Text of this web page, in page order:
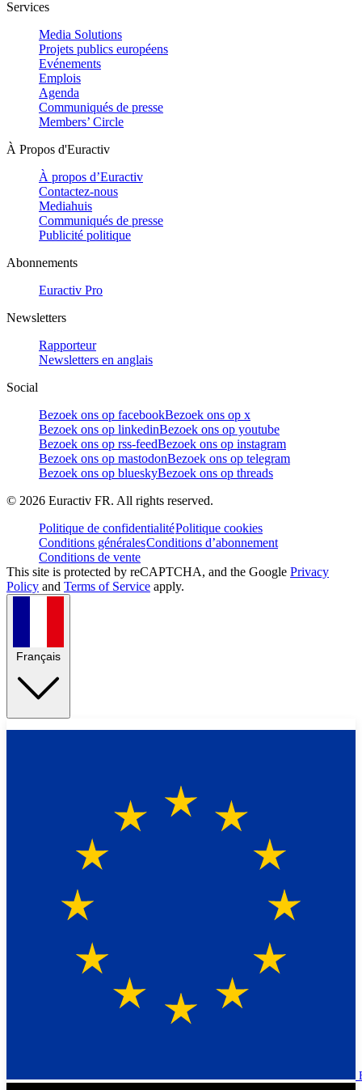
Services
Media Solutions
Projets publics européens
Evénements
Emplois
Agenda
Communiqués de presse
Members’ Circle
À Propos d'Euractiv
À propos d’Euractiv
Contactez-nous
Mediahuis
Communiqués de presse
Publicité politique
Abonnements
Euractiv Pro
Newsletters
Rapporteur
Newsletters en anglais
Social
Bezoek ons op facebookBezoek ons op x
Bezoek ons op linkedinBezoek ons op youtube
Bezoek ons op rss-feedBezoek ons op instagram
Bezoek ons op mastodonBezoek ons op telegram
Bezoek ons op blueskyBezoek ons op threads
© 2026 Euractiv FR. All rights reserved.
Politique de confidentialitéPolitique cookies
Conditions généralesConditions d’abonnement
Conditions de vente
This site is protected by reCAPTCHA, and the Google Privacy
Policy and Terms of Service apply.
Français